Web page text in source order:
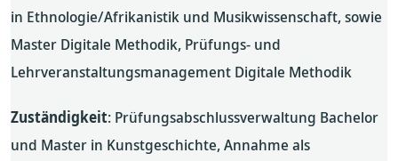
in Ethnologie/Afrikanistik und Musikwissenschaft, sowie
Master Digitale Methodik, Prüfungs- und
Lehrveranstaltungsmanagement Digitale Methodik
Zuständigkeit: Prüfungsabschlussverwaltung Bachelor
und Master in Kunstgeschichte, Annahme als